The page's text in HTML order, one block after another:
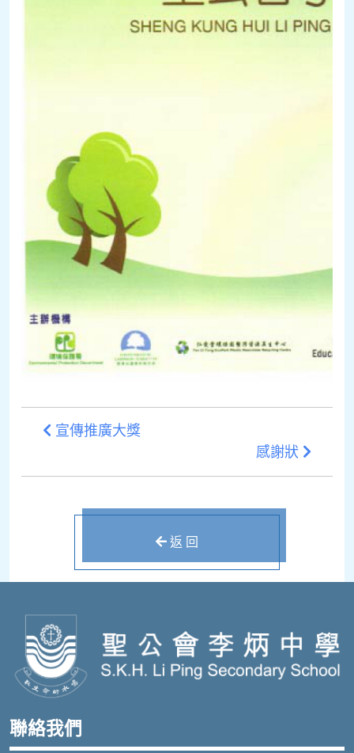
宣傳推廣大獎
感謝狀
返 回
聯絡我們